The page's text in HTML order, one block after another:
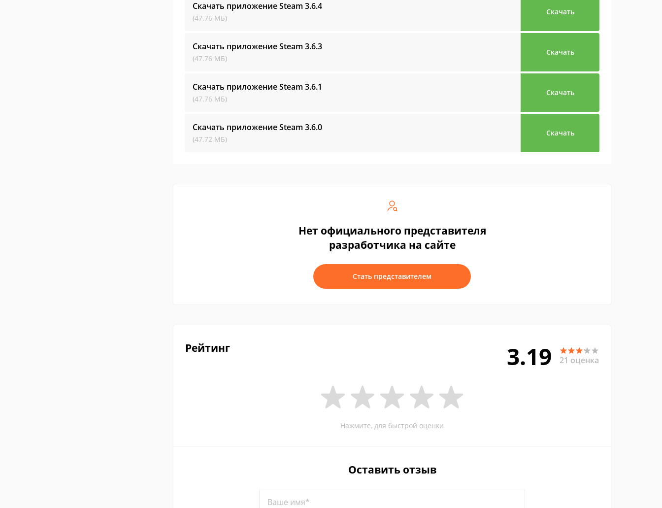
Скачать приложение Steam 3.6.4
(47.76 МБ)
Скачать
Скачать приложение Steam 3.6.3
(47.76 МБ)
Скачать
Скачать приложение Steam 3.6.1
(47.76 МБ)
Скачать
Скачать приложение Steam 3.6.0
(47.72 МБ)
Скачать
Нет официального представителя
разработчика на сайте
Стать представителем
Рейтинг 3.19 21 оценка
Нажмите, для быстрой оценки
Оставить отзыв
Ваше имя*